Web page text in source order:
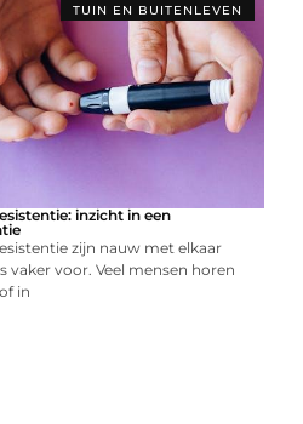
TUIN EN BUITENLEVEN
inzicht in een
zijn nauw met elkaar
vaker voor. Veel mensen horen
in